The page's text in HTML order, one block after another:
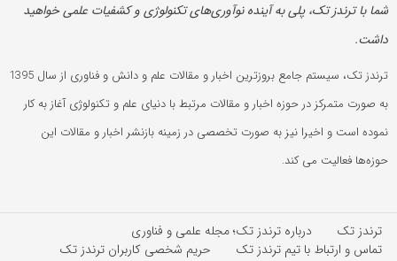
شما با ترندز تک، پلی به آینده‌ نوآوری‌های تکنولوژی و کشفیات علمی خواهید
داشت.
ترندز تک، سیستم جامع بروزترین اخبار و مقالات علم و دانش و فناوری از سال 1395
به صورت متمرکز در حوزه اخبار و مقالات مرتبط با دنیای علم و تکنولوژی آغاز به کار
نموده است و اخیرا نیز به صورت تخصصی در زمینه بازنشر اخبار و مقالات این
حوزه‌ها فعالیت می کند.
ترندز تک
درباره ترندز تک؛ مجله علمی و فناوری
تماس و ارتباط با تیم ترندز تک
حریم شخصی کاربران ترندز تک